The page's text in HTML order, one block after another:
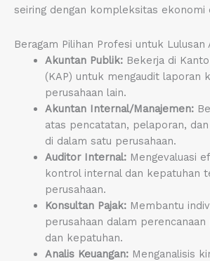
seiring dengan kompleksitas ekonomi
Beragam Pilihan Profesi untuk Lulusan
Akuntan Publik:Bekerja di
(KAP) untuk mengaudit laporan
perusahaan lain.
Akuntan Internal/Manajemen:
atas pencatatan, pelaporan,
di dalam satu perusahaan.
Auditor Internal:Mengevaluasi
kontrol internal dan kepatuhan
perusahaan.
Konsultan Pajak:Membantu
perusahaan dalam
dan kepatuhan.
Analis Keuangan:Menganalisis